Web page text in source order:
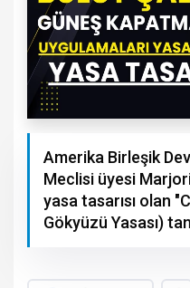
Amerika Birleşik
Meclisi üyesi
yasa tasarısı olan
Gökyüzü Yasası)